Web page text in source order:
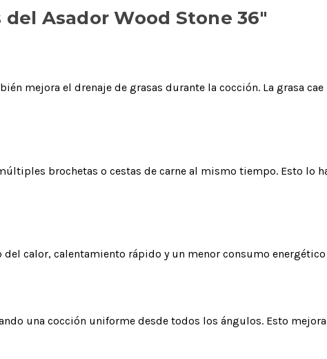
Asador Wood Stone 36"
mejora el drenaje de grasas durante la cocción. La grasa
brochetas o cestas de carne al mismo tiempo. Esto lo
calor, calentamiento rápido y un menor consumo
una cocción uniforme desde todos los ángulos. Esto